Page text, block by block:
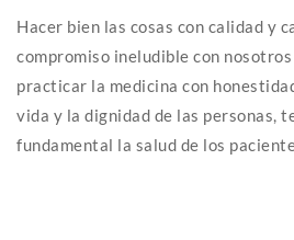
Hacer bien las cosas con calidad y
compromiso ineludible con
practicar la medicina con
vida y la dignidad de las personas,
fundamental la salud de los